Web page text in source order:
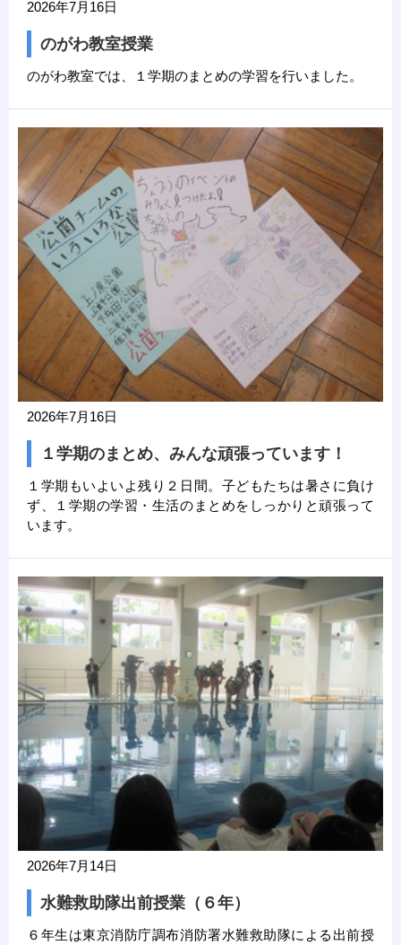
2026年7月16日
のがわ教室授業
のがわ教室では、１学期のまとめの学習を行いました。
2026年7月16日
１学期のまとめ、みんな頑張っています！
１学期もいよいよ残り２日間。子どもたちは暑さに負け
ず、１学期の学習・生活のまとめをしっかりと頑張って
います。
2026年7月14日
水難救助隊出前授業（６年）
６年生は東京消防庁調布消防署水難救助隊による出前授